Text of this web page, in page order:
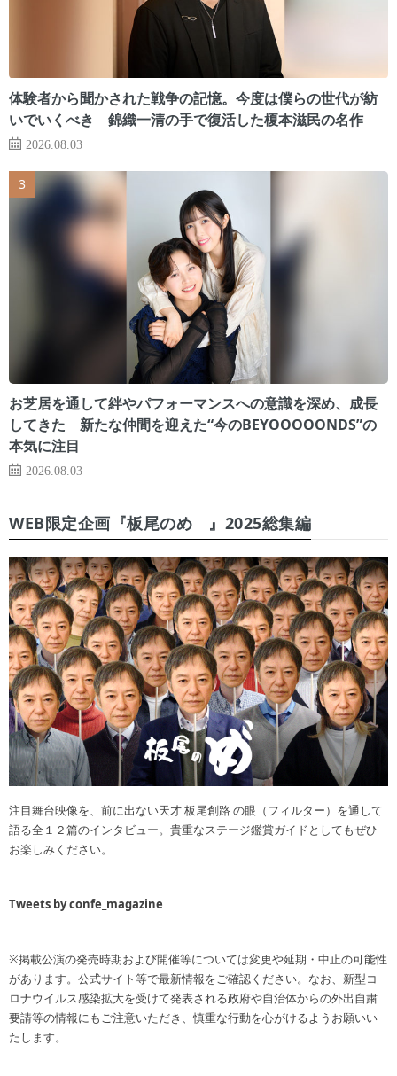
体験者から聞かされた戦争の記憶。今度は僕らの世代が紡
いでいくべき 錦織一清の手で復活した榎本滋民の名作
2026.08.03
お芝居を通して絆やパフォーマンスへの意識を深め、成長
してきた 新たな仲間を迎えた“今のBEYOOOOONDS”の
本気に注目
2026.08.03
WEB限定企画『板尾のめ゙』2025総集編
注目舞台映像を、前に出ない天才 板尾創路 の眼（フィルター）を通して
語る全１２篇のインタビュー。貴重なステージ鑑賞ガイドとしてもぜひ
お楽しみください。
Tweets by confe_magazine
※掲載公演の発売時期および開催等については変更や延期・中止の可能性
があります。公式サイト等で最新情報をご確認ください。なお、新型コ
ロナウイルス感染拡大を受けて発表される政府や自治体からの外出自粛
要請等の情報にもご注意いただき、慎重な行動を心がけるようお願いい
たします。